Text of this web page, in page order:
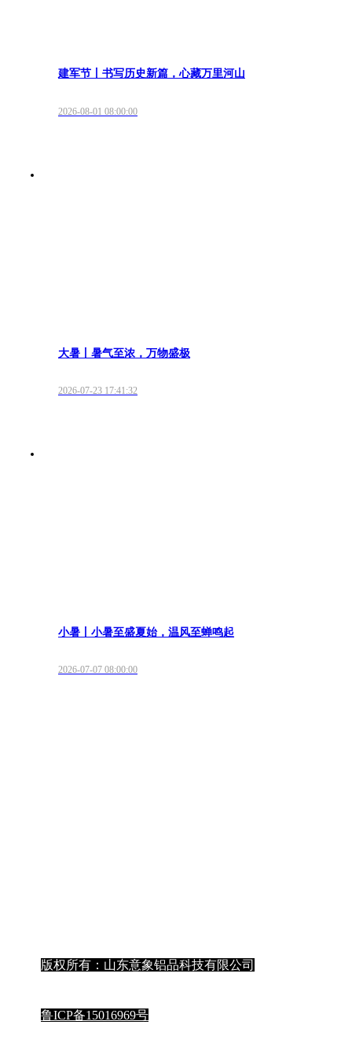
建军节丨书写历史新篇，心藏万里河山
2026-08-01 08:00:00
大暑丨暑气至浓，万物盛极
2026-07-23 17:41:32
小暑丨小暑至盛夏始，温风至蝉鸣起
2026-07-07 08:00:00
版权所有：山东意象铝品科技有限公司
鲁ICP备15016969号